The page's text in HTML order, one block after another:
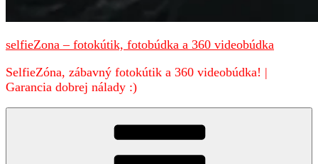
selfieZona – fotokútik, fotobúdka a 360 videobúdka
SelfieZóna, zábavný fotokútik a 360 videobúdka! |
Garancia dobrej nálady :)